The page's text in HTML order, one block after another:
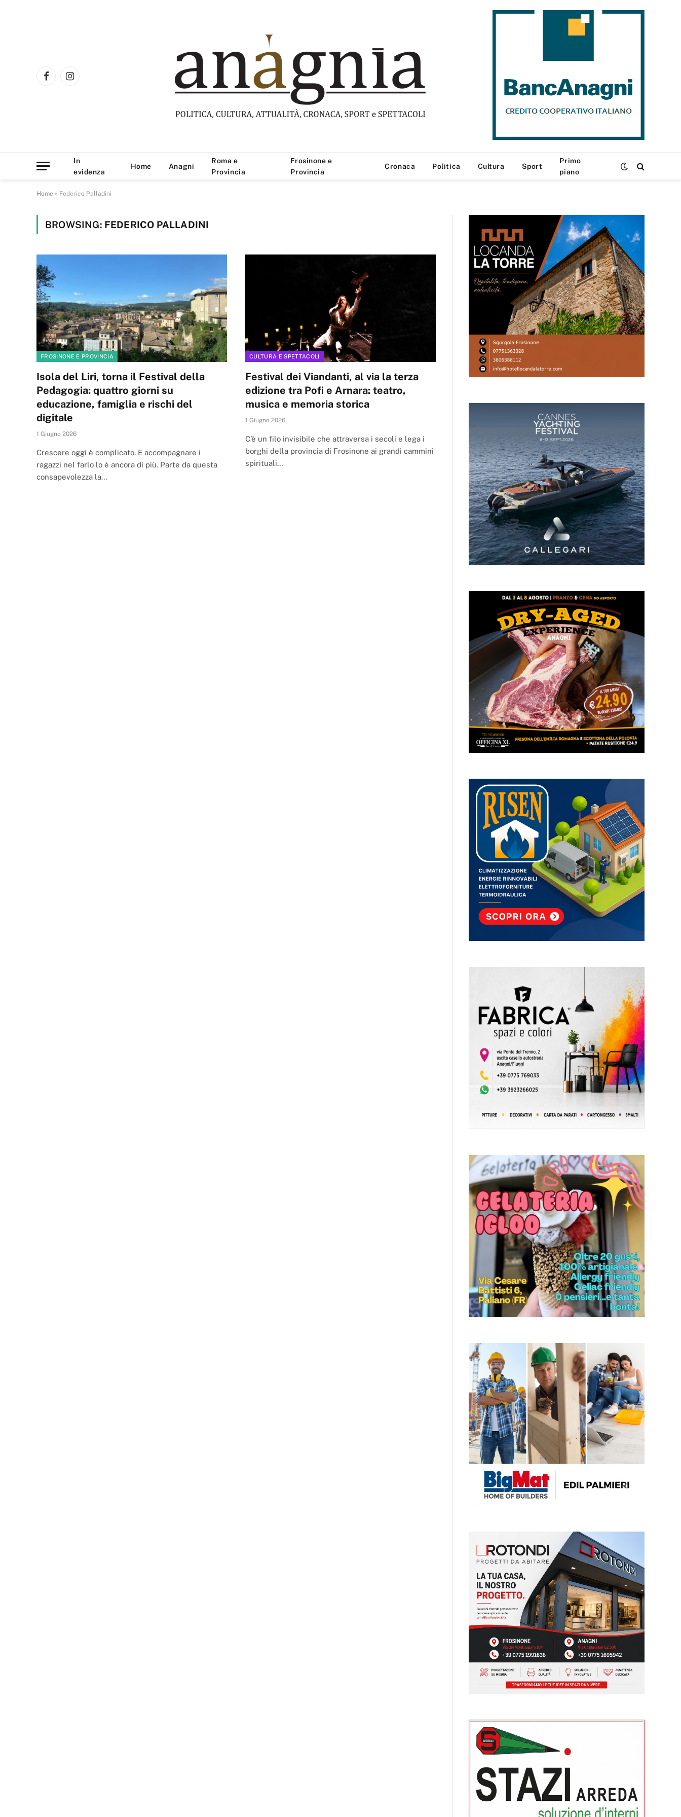
FacebookInstagram
In
evidenza
Home Anagni
Roma e
Provincia
Frosinone e
Provincia
Cronaca Politica Cultura Sport
Primo
piano
Home » Federico Palladini
BROWSING: FEDERICO PALLADINI
FROSINONE E PROVINCIA
Isola del Liri, torna il Festival della
Pedagogia: quattro giorni su
educazione, famiglia e rischi del
digitale
1 Giugno 2026
Crescere oggi è complicato. E accompagnare i
ragazzi nel farlo lo è ancora di più. Parte da questa
consapevolezza la…
CULTURA E SPETTACOLI
Festival dei Viandanti, al via la terza
edizione tra Pofi e Arnara: teatro,
musica e memoria storica
1 Giugno 2026
C’è un filo invisibile che attraversa i secoli e lega i
borghi della provincia di Frosinone ai grandi cammini
spirituali…